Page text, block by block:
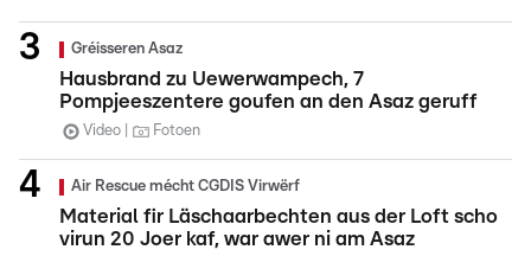
Gréisseren Asaz
Hausbrand zu Uewerwampech, 7
Pompjeeszentere goufen an den Asaz geruff
Video Fotoen
Air Rescue mécht CGDIS Virwërf
Material fir Läschaarbechten aus der Loft scho
virun 20 Joer kaf, war awer ni am Asaz